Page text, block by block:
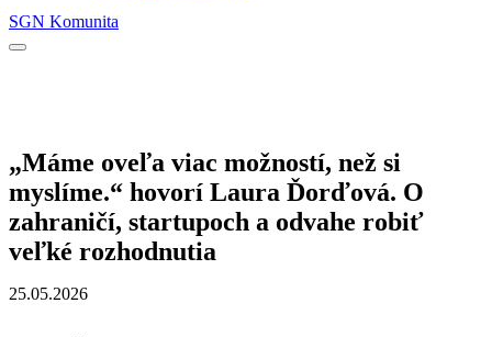
SGN Komunita
„Máme oveľa viac možností, než si
myslíme.“ hovorí Laura Ďorďová. O
zahraničí, startupoch a odvahe robiť
veľké rozhodnutia
25.05.2026